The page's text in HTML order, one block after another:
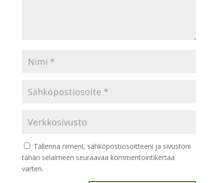
Tallenna nimeni, sähköpostiosoitteeni ja sivustoni
tähän selaimeen seuraavaa kommentointikertaa
varten.